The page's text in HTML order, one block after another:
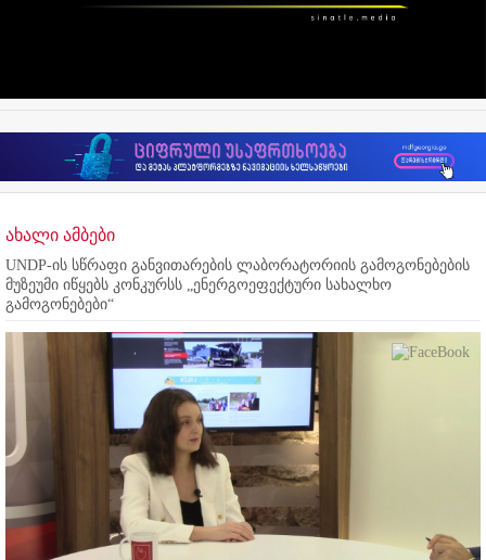
ახალი ამბები
UNDP-ის სწრაფი განვითარების ლაბორატორიის გამოგონებების
მუზეუმი იწყებს კონკურსს „ენერგოეფექტური სახალხო
გამოგონებები“